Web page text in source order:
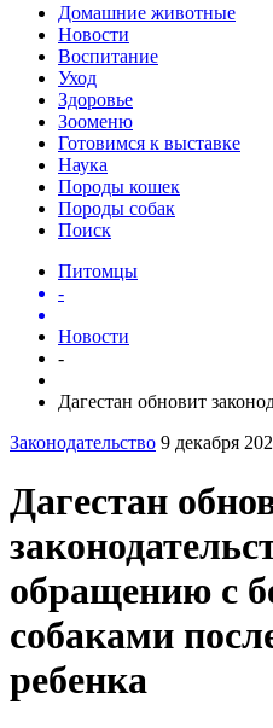
Домашние животные
Новости
Воспитание
Уход
Здоровье
Зооменю
Готовимся к выставке
Наука
Породы кошек
Породы собак
Поиск
Питомцы
-
Новости
-
Дагестан обновит
Законодательство 9 декабря
Дагестан
обращению с
собаками
ребенка